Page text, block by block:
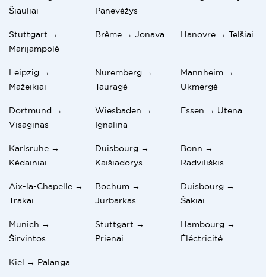
Šiauliai
Panevėžys
Stuttgart →
Marijampolė
Brême → Jonava Hanovre → Telšiai
Leipzig →
Mažeikiai
Nuremberg →
Tauragė
Mannheim →
Ukmergė
Dortmund →
Visaginas
Wiesbaden →
Ignalina
Essen → Utena
Karlsruhe →
Kėdainiai
Duisbourg →
Kaišiadorys
Bonn →
Radviliškis
Aix-la-Chapelle →
Trakai
Bochum →
Jurbarkas
Duisbourg →
Šakiai
Munich →
Širvintos
Stuttgart →
Prienai
Hambourg →
Éléctricité
Kiel → Palanga